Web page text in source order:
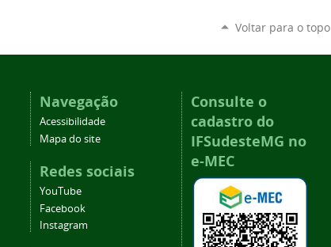
Voltar para o topo
Navegação
Acessibilidade
Mapa do site
Redes sociais
YouTube
Facebook
Instagram
Consulte o
cadastro do
IFSudesteMG no
e-MEC